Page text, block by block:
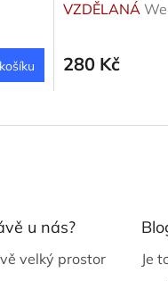
VZDĚLANÁ
280 Kč
u nás?
velký prostor
Je